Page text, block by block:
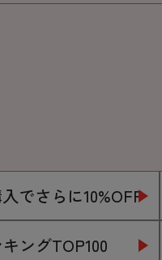
でさらに10%OFF
ングTOP100